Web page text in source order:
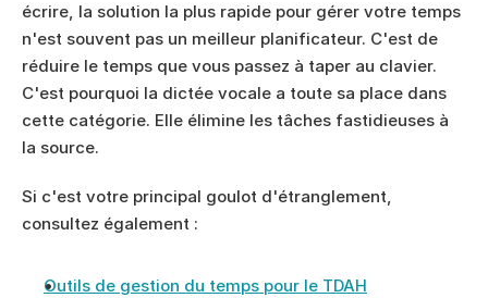
écrire, la solution la plus rapide pour gérer votre temps
n'est souvent pas un meilleur planificateur. C'est de
réduire le temps que vous passez à taper au clavier.
C'est pourquoi la dictée vocale a toute sa place dans
cette catégorie. Elle élimine les tâches fastidieuses à
la source.
Si c'est votre principal goulot d'étranglement,
consultez également :
Outils de gestion du temps pour le TDAH